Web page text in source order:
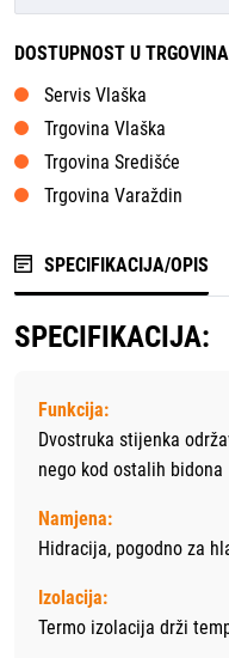
DOSTUPNOST U
Servis Vlaška
Trgovina Vlaška
Trgovina Središće
Trgovina Varaždin
SPECIFIKACIJA/OPIS
SPECIFIKACIJA:
Funkcija:
Dvostruka stijenka
nego kod ostalih bidona
Namjena:
Hidracija, pogodno za
Izolacija:
Termo izolacija drži